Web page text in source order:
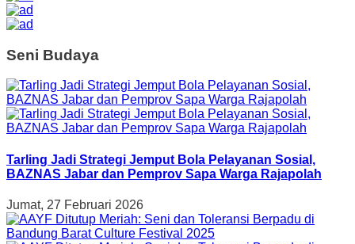
Seni Budaya
Tarling Jadi Strategi Jemput Bola Pelayanan Sosial,
BAZNAS Jabar dan Pemprov Sapa Warga Rajapolah
Jumat, 27 Februari 2026